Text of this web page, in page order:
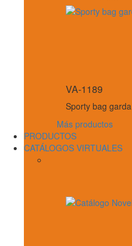
VA-1189
Sporty bag garda
Más productos
PRODUCTOS
CATÁLOGOS VIRTUALES